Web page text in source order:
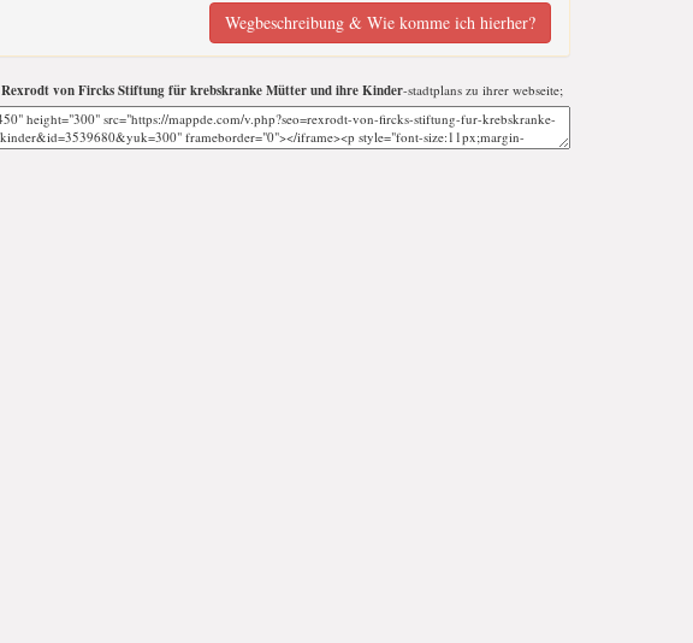
Wegbeschreibung & Wie komme ich hierher?
Rexrodt von Fircks Stiftung für krebskranke Mütter und ihre Kinder-stadtplans zu ihrer webseite;